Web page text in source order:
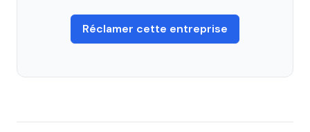
Réclamer cette entreprise